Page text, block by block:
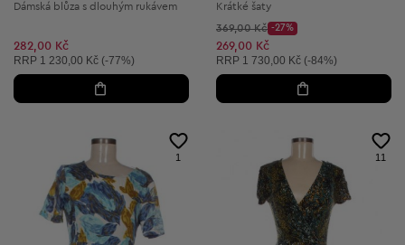
Dámská blůza s dlouhým rukávem
282,00 Kč
Doporučená cena:
RRP 1 230,00 Kč (-77%)
Krátké šaty
Původní cena:
369,00 Kč
Discount Price:
-27%
Snížená cena:
269,00 Kč
Doporučená cena:
RRP 1 730,00 Kč (-84%)
1 11